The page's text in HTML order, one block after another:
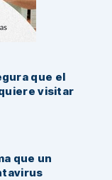
que el
visitar
que un